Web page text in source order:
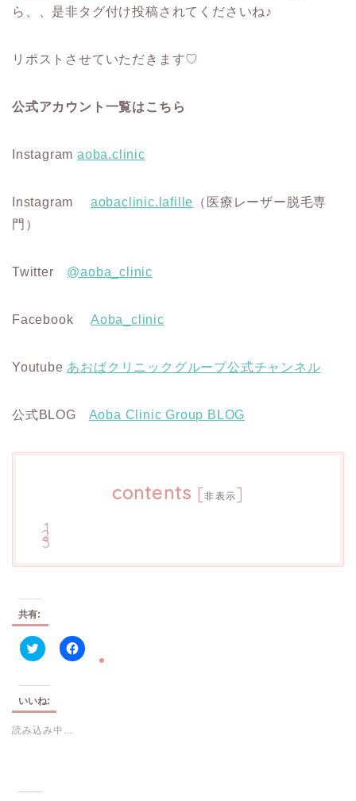
ら、、是非タグ付け投稿されてくださいね♪
リポストさせていただきます♡
公式アカウント一覧はこちら
Instagram aoba.clinic
Instagram aobaclinic.lafille （医療レーザー脱毛専
門）
Twitter @aoba_clinic
Facebook Aoba_clinic
Youtube あおばクリニックグループ公式チャンネル
公式BLOG Aoba Clinic Group BLOG
contents [非表示]
共有:
ク
し
て
w
で
F
k
いいね:
読み込み中…